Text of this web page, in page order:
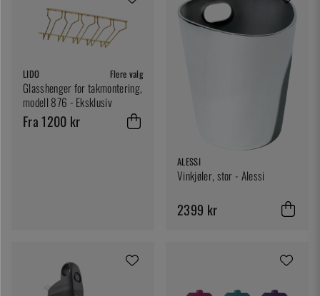
LIDO Flere valg
Glasshenger for takmontering,
modell 876 - Eksklusiv
Fra 1200 kr
ALESSI
Vinkjøler, stor - Alessi
2399 kr